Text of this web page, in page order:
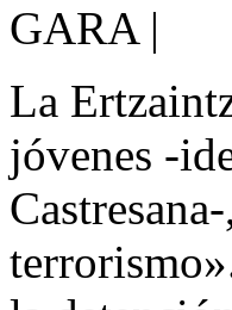
GARA |
La
jóvenes -